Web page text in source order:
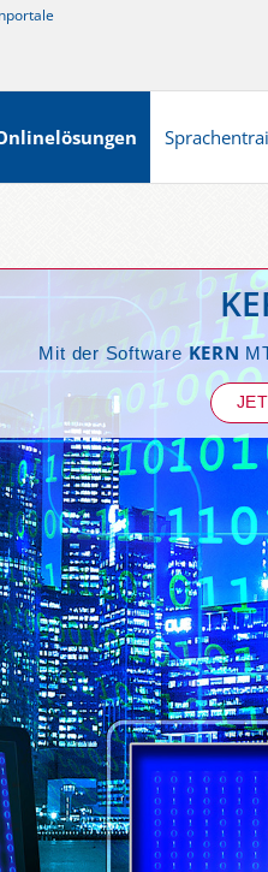
Mit der SoftwareKERN